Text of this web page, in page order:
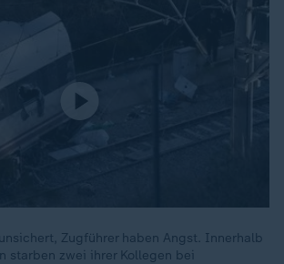
Zugführer haben Angst. Innerhalb
starben zwei ihrer Kollegen bei